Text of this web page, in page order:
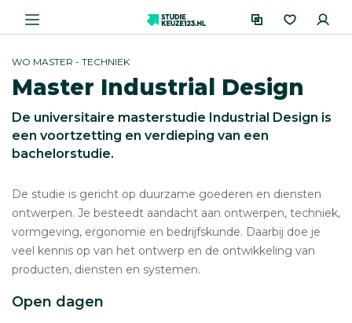
WO MASTER - TECHNIEK
Master Industrial Design
De universitaire masterstudie Industrial Design is
een voortzetting en verdieping van een
bachelorstudie.
De studie is gericht op duurzame goederen en diensten
ontwerpen. Je besteedt aandacht aan ontwerpen, techniek,
vormgeving, ergonomie en bedrijfskunde. Daarbij doe je
veel kennis op van het ontwerp en de ontwikkeling van
producten, diensten en systemen.
Open dagen